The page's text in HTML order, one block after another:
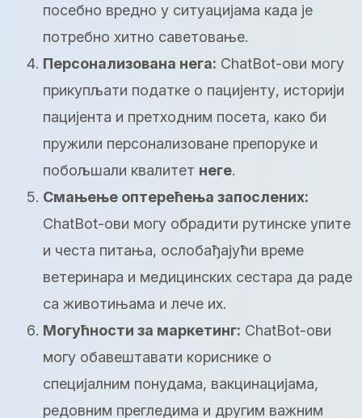
посебно вредно у ситуацијама када је
потребно хитно саветовање.
Персонализована нега: ChatBot-ови могу
прикупљати податке о пацијенту, историји
пацијента и претходним посета, како би
пружили персонализоване препоруке и
побољшали квалитет неге.
Смањење оптерећења запослених:
ChatBot-ови могу обрадити рутинске упите
и честа питања, ослобађајући време
ветеринара и медицинских сестара да раде
са животињама и лече их.
Могућности за маркетинг: ChatBot-ови
могу обавештавати кориснике о
специјалним понудама, вакцинацијама,
редовним прегледима и другим важним